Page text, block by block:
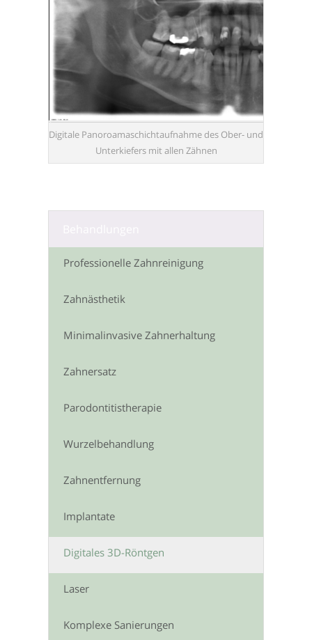
Digitale Panoroamaschichtaufnahme des Ober- und
Unterkiefers mit allen Zähnen
Professionelle Zahnreinigung
Zahnästhetik
Minimalinvasive Zahnerhaltung
Zahnersatz
Parodontitistherapie
Wurzelbehandlung
Zahnentfernung
Implantate
Digitales 3D-Röntgen
Laser
Komplexe Sanierungen